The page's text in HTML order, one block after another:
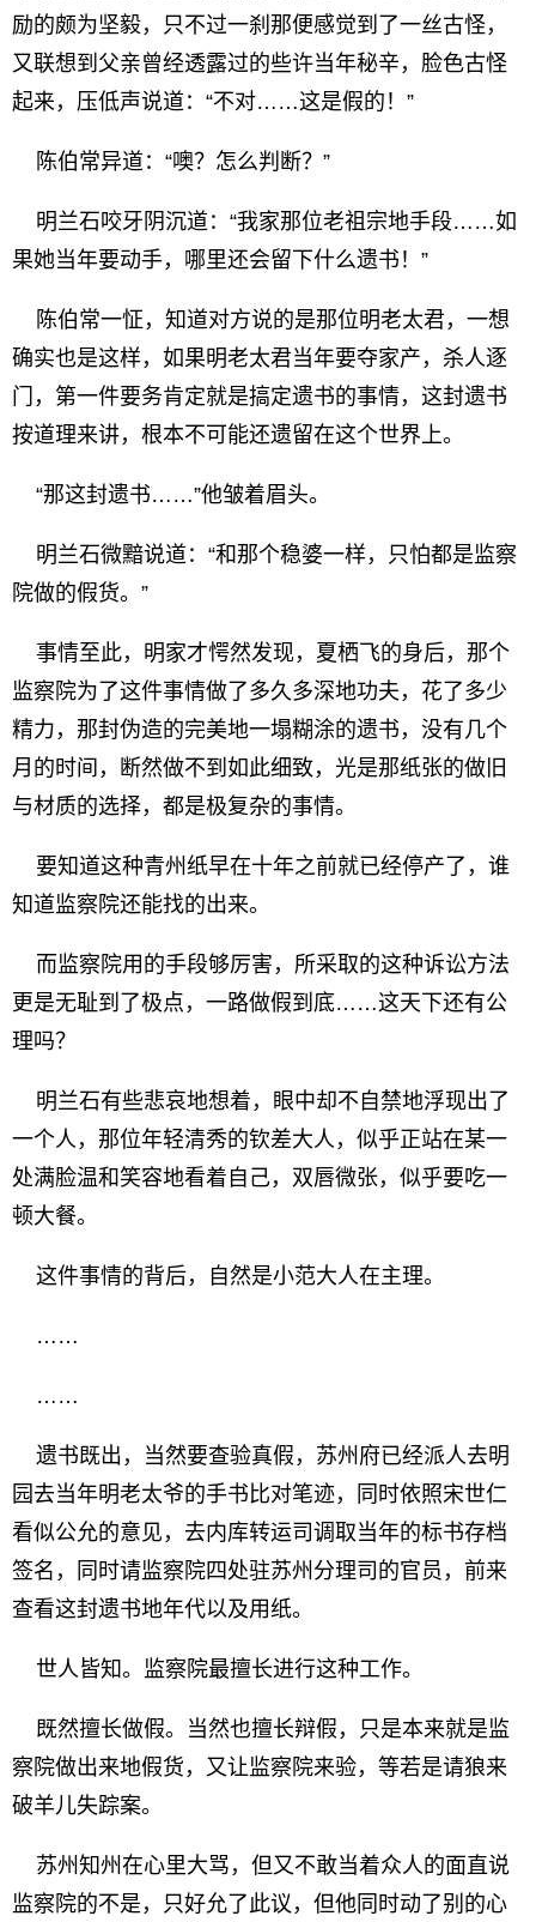
励的颇为坚毅，只不过一刹那便感觉到了一丝古怪，
又联想到父亲曾经透露过的些许当年秘辛，脸色古怪
起来，压低声说道：“不对……这是假的！”
陈伯常异道：“噢？怎么判断？”
明兰石咬牙阴沉道：“我家那位老祖宗地手段……如
果她当年要动手，哪里还会留下什么遗书！”
陈伯常一怔，知道对方说的是那位明老太君，一想
确实也是这样，如果明老太君当年要夺家产，杀人逐
门，第一件要务肯定就是搞定遗书的事情，这封遗书
按道理来讲，根本不可能还遗留在这个世界上。
“那这封遗书……”他皱着眉头。
明兰石微黯说道：“和那个稳婆一样，只怕都是监察
院做的假货。”
事情至此，明家才愕然发现，夏栖飞的身后，那个
监察院为了这件事情做了多久多深地功夫，花了多少
精力，那封伪造的完美地一塌糊涂的遗书，没有几个
月的时间，断然做不到如此细致，光是那纸张的做旧
与材质的选择，都是极复杂的事情。
要知道这种青州纸早在十年之前就已经停产了，谁
知道监察院还能找的出来。
而监察院用的手段够厉害，所采取的这种诉讼方法
更是无耻到了极点，一路做假到底……这天下还有公
理吗？
明兰石有些悲哀地想着，眼中却不自禁地浮现出了
一个人，那位年轻清秀的钦差大人，似乎正站在某一
处满脸温和笑容地看着自己，双唇微张，似乎要吃一
顿大餐。
这件事情的背后，自然是小范大人在主理。
……
……
遗书既出，当然要查验真假，苏州府已经派人去明
园去当年明老太爷的手书比对笔迹，同时依照宋世仁
看似公允的意见，去内库转运司调取当年的标书存档
签名，同时请监察院四处驻苏州分理司的官员，前来
查看这封遗书地年代以及用纸。
世人皆知。监察院最擅长进行这种工作。
既然擅长做假。当然也擅长辩假，只是本来就是监
察院做出来地假货，又让监察院来验，等若是请狼来
破羊儿失踪案。
苏州知州在心里大骂，但又不敢当着众人的面直说
监察院的不是，只好允了此议，但他同时动了别的心